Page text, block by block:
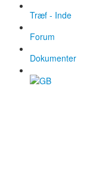
Træf - Inde
Forum
Dokumenter